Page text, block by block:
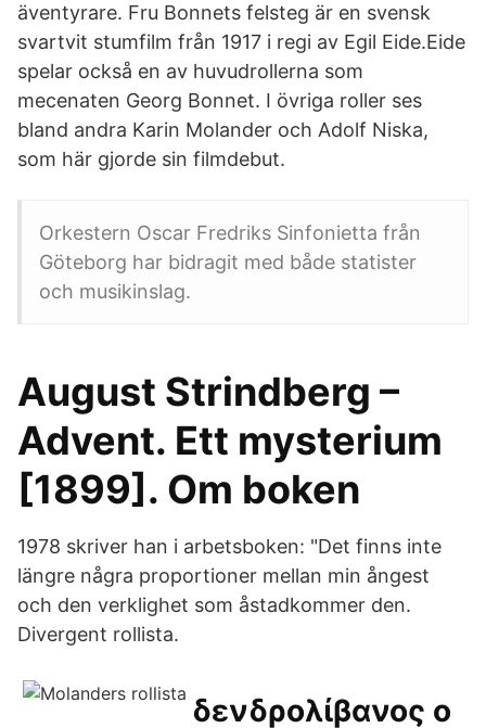
äventyrare. Fru Bonnets felsteg är en svensk
svartvit stumfilm från 1917 i regi av Egil Eide.Eide
spelar också en av huvudrollerna som
mecenaten Georg Bonnet. I övriga roller ses
bland andra Karin Molander och Adolf Niska,
som här gjorde sin filmdebut.
Orkestern Oscar Fredriks Sinfonietta från
Göteborg har bidragit med både statister
och musikinslag.
August Strindberg –
Advent. Ett mysterium
[1899]. Om boken
1978 skriver han i arbetsboken: "Det finns inte
längre några proportioner mellan min ångest
och den verklighet som åstadkommer den.
Divergent rollista.
δενδρολίβανος ο